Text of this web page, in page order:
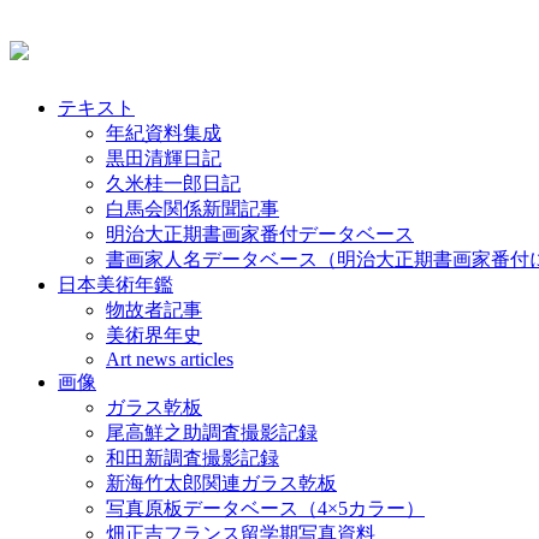
テキスト
年紀資料集成
黒田清輝日記
久米桂一郎日記
白馬会関係新聞記事
明治大正期書画家番付データベース
書画家人名データベース（明治大正期書画家番付
日本美術年鑑
物故者記事
美術界年史
Art news articles
画像
ガラス乾板
尾高鮮之助調査撮影記録
和田新調査撮影記録
新海竹太郎関連ガラス乾板
写真原板データベース（4×5カラー）
畑正吉フランス留学期写真資料